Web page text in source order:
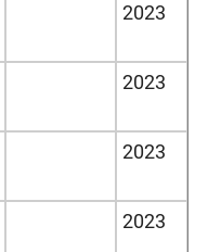
2023
2023
2023
2023